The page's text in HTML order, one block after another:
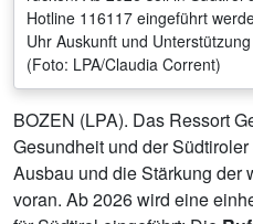
Hotline 116117 eingeführt
Uhr Auskunft und
(Foto: LPA/Claudia Corrent)
BOZEN (LPA). Das Ressort
Gesundheit und der
Ausbau und die Stärkung der
voran. Ab 2026 wird eine